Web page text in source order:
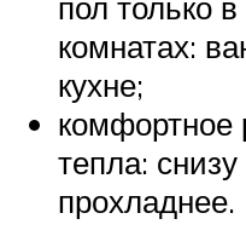
комнатах:
кухне;
комфортное
тепла:
прохладнее.